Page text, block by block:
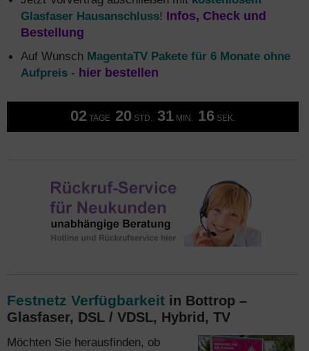
Glasfaser Hausanschluss! Infos, Check und
Bestellung
Auf Wunsch MagentaTV Pakete für 6 Monate ohne
Aufpreis - hier bestellen
02 TAGE 20 STD. 31 MIN. 16 SEK.
Festnetz Verfügbarkeit in Bottrop –
Glasfaser, DSL / VDSL, Hybrid, TV
Möchten Sie herausfinden, ob